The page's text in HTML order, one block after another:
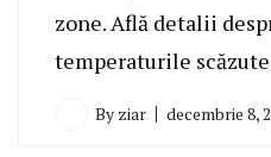
zone. Află detalii
temperaturile
By ziar decembrie 8,